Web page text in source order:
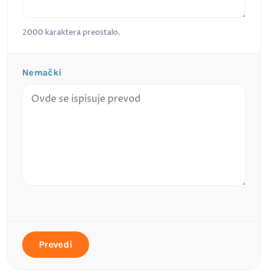
2000 karaktera preostalo.
Nemački
Prevedi